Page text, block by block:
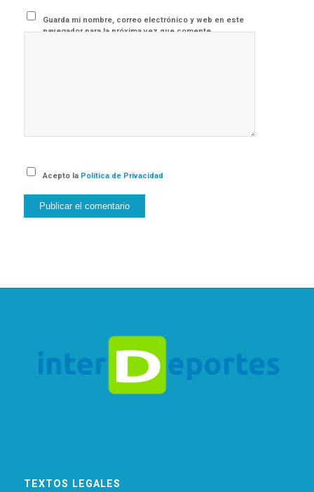
Guarda mi nombre, correo electrónico y web en este
navegador para la próxima vez que comente.
Acepto la Política de Privacidad
TEXTOS LEGALES